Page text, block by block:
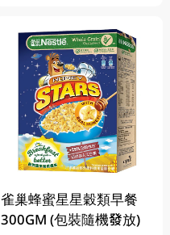
雀巢蜂蜜星星穀類早餐
300GM (包裝隨機發放)